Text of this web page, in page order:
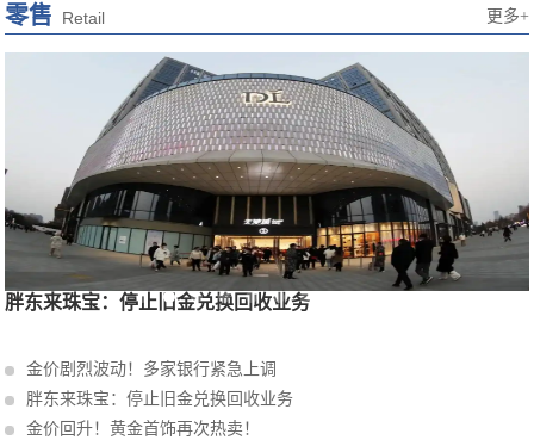
零售 Retail 更多+
胖东来珠宝：停止旧金兑换回收业务
金价剧烈波动！多家银行紧急上调
胖东来珠宝：停止旧金兑换回收业务
金价回升！黄金首饰再次热卖！